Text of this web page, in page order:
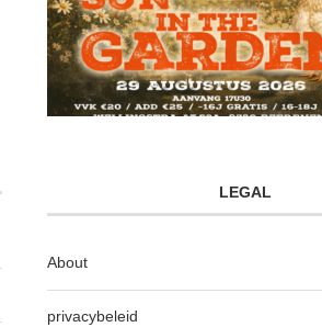
LEGAL
About
privacybeleid